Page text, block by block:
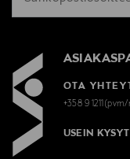
OTA
+358 9
USEIN